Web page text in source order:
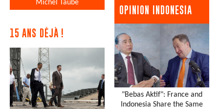
Michel Taube
15 ANS DÉJÀ !
OPINION INDONESIA
"Bebas Aktif": France and
Indonesia Share the Same